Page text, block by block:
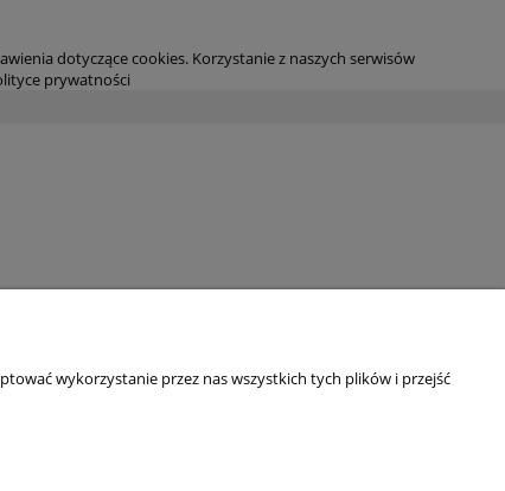
dotyczące cookies. Korzystanie z naszych serwisów
prywatności
wykorzystanie przez nas wszystkich tych plików i przejść